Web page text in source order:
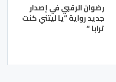
رضوان الرقبي في إصدار
جديد رواية “يا ليتني كنت
ترابا “